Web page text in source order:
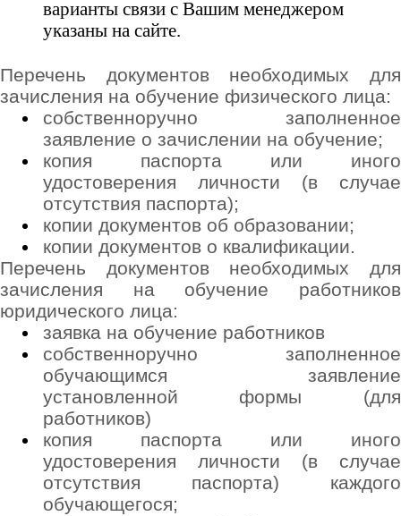
варианты связи с Вашим менеджером
указаны на сайте.
Перечень документов необходимых для
зачисления на обучение физического лица:
собственноручно заполненное
заявление о зачислении на обучение;
копия паспорта или иного
удостоверения личности (в случае
отсутствия паспорта);
копии документов об образовании;
копии документов о квалификации.
Перечень документов необходимых для
зачисления на обучение работников
юридического лица:
заявка на обучение работников
собственноручно заполненное
обучающимся заявление
установленной формы (для
работников)
копия паспорта или иного
удостоверения личности (в случае
отсутствия паспорта) каждого
обучающегося;